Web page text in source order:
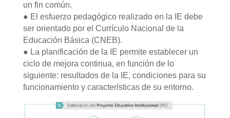
un fin común.
● El esfuerzo pedagógico realizado en la IE debe
ser orientado por el Currículo Nacional de la
Educación Básica (CNEB).
● La planificación de la IE permite establecer un
ciclo de mejora continua, en función de lo
siguiente: resultados de la IE, condiciones para su
funcionamiento y características de su entorno.